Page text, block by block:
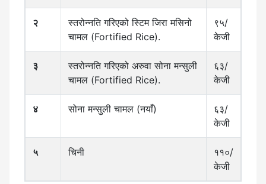
२
स्तरोन्नति गरिएको स्टिम जिरा मसिनो
चामल (Fortified Rice).
९५/
केजी
३
स्तरोन्नति गरिएको अरुवा सोना मन्सुली
चामल (Fortified Rice).
६३/
केजी
४ सोना मन्सुली चामल (नयाँ)
६३/
केजी
५ चिनी
११०/
केजी